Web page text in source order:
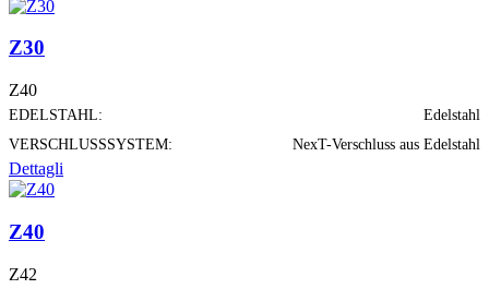
Z30
Z40
EDELSTAHL:
Edelstahl
VERSCHLUSSSYSTEM:
NexT-Verschluss aus Edelstahl
Dettagli
Z40
Z42